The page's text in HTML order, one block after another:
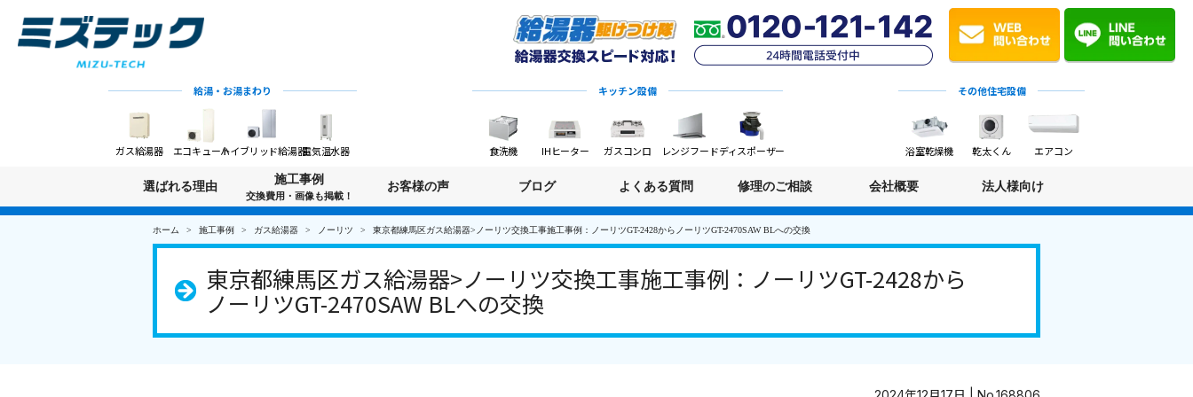
給湯・お湯まわり
ガス給湯器 エコキュートハイブリッド給湯器電気温水器
キッチン設備
食洗機 IHヒーター ガスコンロ レンジフードディスポーザー
その他住宅設備
浴室乾燥機 乾太くん エアコン
選ばれる理由
施工事例
交換費用・画像も掲載！
お客様の声 ブログ よくある質問 修理のご相談 会社概要 法人様向け
ホーム 施工事例 ガス給湯器 ノーリツ 東京都練馬区ガス給湯器>ノーリツ交換工事施工事例：ノーリツGT-2428からノーリツGT-2470SAW BLへの交換
東京都練馬区ガス給湯器>ノーリツ交換工事施工事例：ノーリツGT-2428から
ノーリツGT-2470SAW BLへの交換